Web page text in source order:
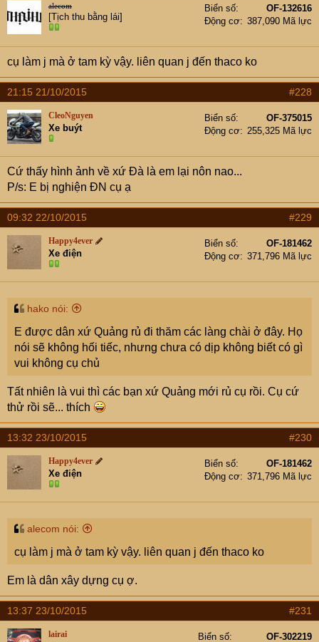
alecom
[Tịch thu bằng lái]
Biển số
OF-132616
Động cơ
387,090 Mã lực
cụ làm j mà ở tam kỳ vậy. liên quan j đến thaco ko
21:15 21/10/2015 #228
CleoNguyen
Xe buýt
Biển số
OF-375015
Động cơ
255,325 Mã lực
Cứ thấy hình ảnh về xứ Đà là em lại nôn nao...
P/s: E bị nghiện ĐN cụ ạ
09:32 22/10/2015 #229
Happy4ever
Xe điện
Biển số
OF-181462
Động cơ
371,796 Mã lực
hako nói:
E được dân xứ Quảng rủ đi thăm các làng chài ở đây. Họ
nói sẽ không hối tiếc, nhưng chưa có dịp không biết có gì
vui không cụ chủ
Tất nhiên là vui thì các bạn xứ Quảng mới rủ cụ rồi. Cụ cứ
thử rồi sẽ... thích
13:32 23/10/2015 #230
Happy4ever
Xe điện
Biển số
OF-181462
Động cơ
371,796 Mã lực
alecom nói:
cụ làm j mà ở tam kỳ vậy. liên quan j đến thaco ko
Em là dân xây dựng cụ ợ.
13:37 23/10/2015 #231
lairai Biển số OF-302219